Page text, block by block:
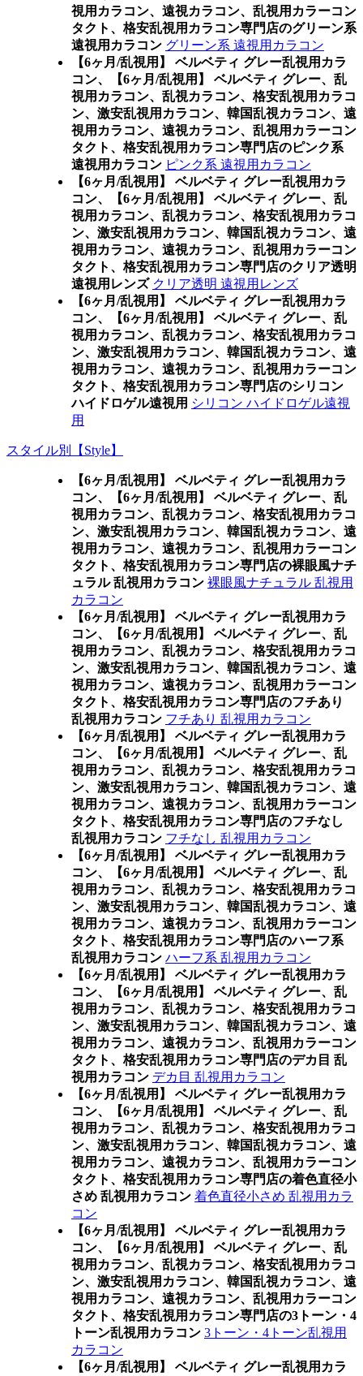
視用カラコン、遠視カラコン、乱視用カラーコン
タクト、格安乱視用カラコン専門店のグリーン系
遠視用カラコン グリーン系 遠視用カラコン
【6ヶ月/乱視用】 ベルベティ グレー乱視用カラ
コン、
【6ヶ月/乱視用】 ベルベティ グレー、乱
視用カラコン、乱視カラコン、格安乱視用カラコ
ン、激安乱視用カラコン、韓国乱視カラコン、遠
視用カラコン、遠視カラコン、乱視用カラーコン
タクト、格安乱視用カラコン専門店のピンク系
遠視用カラコン ピンク系 遠視用カラコン
【6ヶ月/乱視用】 ベルベティ グレー乱視用カラ
コン、
【6ヶ月/乱視用】 ベルベティ グレー、乱
視用カラコン、乱視カラコン、格安乱視用カラコ
ン、激安乱視用カラコン、韓国乱視カラコン、遠
視用カラコン、遠視カラコン、乱視用カラーコン
タクト、格安乱視用カラコン専門店のクリア透明
遠視用レンズ クリア透明 遠視用レンズ
【6ヶ月/乱視用】 ベルベティ グレー乱視用カラ
コン、
【6ヶ月/乱視用】 ベルベティ グレー、乱
視用カラコン、乱視カラコン、格安乱視用カラコ
ン、激安乱視用カラコン、韓国乱視カラコン、遠
視用カラコン、遠視カラコン、乱視用カラーコン
タクト、格安乱視用カラコン専門店のシリコン
ハイドロゲル遠視用 シリコン ハイドロゲル遠視
用
スタイル別【Style】
【6ヶ月/乱視用】 ベルベティ グレー乱視用カラ
コン、
【6ヶ月/乱視用】 ベルベティ グレー、乱
視用カラコン、乱視カラコン、格安乱視用カラコ
ン、激安乱視用カラコン、韓国乱視カラコン、遠
視用カラコン、遠視カラコン、乱視用カラーコン
タクト、格安乱視用カラコン専門店の裸眼風ナチ
ュラル 乱視用カラコン 裸眼風ナチュラル 乱視用
カラコン
【6ヶ月/乱視用】 ベルベティ グレー乱視用カラ
コン、
【6ヶ月/乱視用】 ベルベティ グレー、乱
視用カラコン、乱視カラコン、格安乱視用カラコ
ン、激安乱視用カラコン、韓国乱視カラコン、遠
視用カラコン、遠視カラコン、乱視用カラーコン
タクト、格安乱視用カラコン専門店のフチあり
乱視用カラコン フチあり 乱視用カラコン
【6ヶ月/乱視用】 ベルベティ グレー乱視用カラ
コン、
【6ヶ月/乱視用】 ベルベティ グレー、乱
視用カラコン、乱視カラコン、格安乱視用カラコ
ン、激安乱視用カラコン、韓国乱視カラコン、遠
視用カラコン、遠視カラコン、乱視用カラーコン
タクト、格安乱視用カラコン専門店のフチなし
乱視用カラコン フチなし 乱視用カラコン
【6ヶ月/乱視用】 ベルベティ グレー乱視用カラ
コン、
【6ヶ月/乱視用】 ベルベティ グレー、乱
視用カラコン、乱視カラコン、格安乱視用カラコ
ン、激安乱視用カラコン、韓国乱視カラコン、遠
視用カラコン、遠視カラコン、乱視用カラーコン
タクト、格安乱視用カラコン専門店のハーフ系
乱視用カラコン ハーフ系 乱視用カラコン
【6ヶ月/乱視用】 ベルベティ グレー乱視用カラ
コン、
【6ヶ月/乱視用】 ベルベティ グレー、乱
視用カラコン、乱視カラコン、格安乱視用カラコ
ン、激安乱視用カラコン、韓国乱視カラコン、遠
視用カラコン、遠視カラコン、乱視用カラーコン
タクト、格安乱視用カラコン専門店のデカ目 乱
視用カラコン デカ目 乱視用カラコン
【6ヶ月/乱視用】 ベルベティ グレー乱視用カラ
コン、
【6ヶ月/乱視用】 ベルベティ グレー、乱
視用カラコン、乱視カラコン、格安乱視用カラコ
ン、激安乱視用カラコン、韓国乱視カラコン、遠
視用カラコン、遠視カラコン、乱視用カラーコン
タクト、格安乱視用カラコン専門店の着色直径小
さめ 乱視用カラコン 着色直径小さめ 乱視用カラ
コン
【6ヶ月/乱視用】 ベルベティ グレー乱視用カラ
コン、
【6ヶ月/乱視用】 ベルベティ グレー、乱
視用カラコン、乱視カラコン、格安乱視用カラコ
ン、激安乱視用カラコン、韓国乱視カラコン、遠
視用カラコン、遠視カラコン、乱視用カラーコン
タクト、格安乱視用カラコン専門店の3トーン・4
トーン乱視用カラコン 3トーン・4トーン乱視用
カラコン
【6ヶ月/乱視用】 ベルベティ グレー乱視用カラ